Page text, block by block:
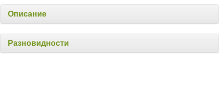
Описание
Разновидности